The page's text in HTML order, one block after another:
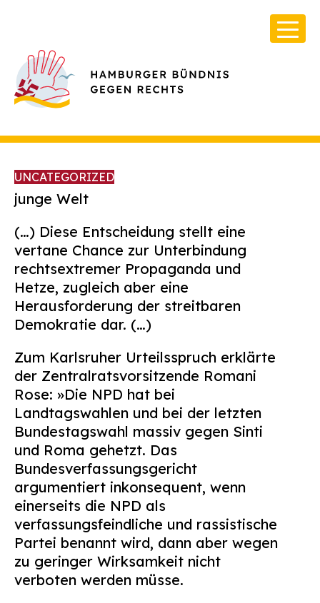
Über Uns
Infos & Broschüren
Archiv
Kontakt
nach:
UNCATEGORIZED
junge Welt
(…) Diese Entscheidung stellt eine
vertane Chance zur Unterbindung
rechtsextremer Propaganda und
Hetze, zugleich aber eine
Herausforderung der streitbaren
Demokratie dar. (…)
Zum Karlsruher Urteilsspruch erklärte
der Zentralratsvorsitzende Romani
Rose: »Die NPD hat bei
Landtagswahlen und bei der letzten
Bundestagswahl massiv gegen Sinti
und Roma gehetzt. Das
Bundesverfassungsgericht
argumentiert inkonsequent, wenn
einerseits die NPD als
verfassungsfeindliche und rassistische
Partei benannt wird, dann aber wegen
zu geringer Wirksamkeit nicht
verboten werden müsse.